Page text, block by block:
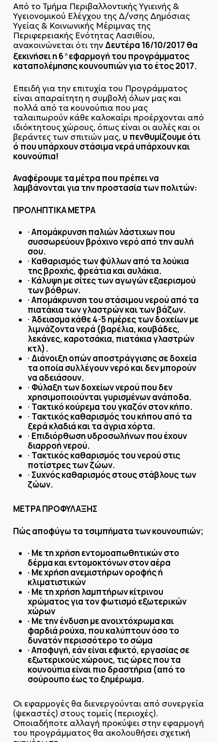
Από το Τμήμα Περιβαλλοντικής Υγιεινής &
Υγειονομικού Ελέγχου της Δ/νσης Δημόσιας
Υγείας & Κοινωνικής Μέριμνας της
Περιφερειακής Ενότητας Λασιθίου,
ανακοινώνεται ότι την Δευτέρα 16/10/2017 θα
ξεκινήσει η 6 ηεφαρμογή του προγράμματος
καταπολέμησης κουνουπιών για το έτος 2017.
Επειδή για την επιτυχία του Προγράμματος
είναι απαραίτητη η συμβολή όλων μας και
πολλά από τα κουνούπια που μας
ταλαιπωρούν κάθε καλοκαίρι προέρχονται από
ιδιόκτητους χώρους, όπως είναι οι αυλές και οι
βεράντες των σπιτιών μας, υ πενθυμίζουμε ότι
ό που υπάρχουν στάσιμα νερά υπάρχουν και
κουνούπια!
Αναφέρουμε τα μέτρα που πρέπει να
λαμβάνονται για την προστασία των πολιτών:
ΠΡΟΛΗΠΤΙΚΑ ΜΕΤΡΑ
· Απομάκρυνση παλιών λάστιχων που
συσσωρεύουν βρόχινο νερό από την αυλή
σου.
· Καθαρισμός των φύλλων από τα λούκια
της βροχής, φρεάτια και αυλάκια.
· Κάλυψη με σίτες των αγωγών εξαερισμού
των βόθρων.
· Απομάκρυνση του στάσιμου νερού από τα
πιατάκια των γλαστρών και των βάζων.
· Άδειασμα κάθε 4-5 ημέρες των δοχείων με
λιμνάζοντα νερά (βαρέλια, κουβάδες,
λεκάνες, καροτσάκια, πιατάκια γλαστρών
κτλ).
· Διάνοιξη οπών αποστράγγισης σε δοχεία
τα οποία συλλέγουν νερό και δεν μπορούν
να αδειάσουν.
· Φύλαξη των δοχείων νερού που δεν
χρησιμοποιούνται γυρισμένων ανάποδα.
· Τακτικό κούρεμα του γκαζόν στον κήπο.
· Τακτικός καθαρισμός του κήπου από τα
ξερά κλαδιά και τα άγρια χόρτα.
· Επιδιόρθωση υδροσωλήνων που έχουν
διαρροή νερού.
· Τακτικός καθαρισμός του νερού στις
ποτίστρες των ζώων.
· Συχνός καθαρισμός στους στάβλους των
ζώων.
ΜΕΤΡΑ ΠΡΟΦΥΛΑΞΗΣ
Πώς αποφύγω τα τσιμπήματα των κουνουπιών;
· Με τη χρήση εντομοαπωθητικών στο
δέρμα και εντομοκτόνων στον αέρα
· Με χρήση ανεμιστήρων οροφής ή
κλιματιστικών
· Με τη χρήση λαμπτήρων κίτρινου
χρώματος για τον φωτισμό εξωτερικών
χώρων
· Με την ένδυση με ανοιχτόχρωμα και
φαρδιά ρούχα, που καλύπτουν όσο το
δυνατόν περισσότερο το σώμα
·Αποφυγή, εάν είναι εφικτό, εργασίας σε
εξωτερικούς χώρους, τις ώρες που τα
κουνούπια είναι πιο δραστήρια (από το
σούρουπο έως το ξημέρωμα.
Οι εφαρμογές θα διενεργούνται από συνεργεία
(ψεκαστές) στους τομείς (περιοχές).
Οποιαδήποτε αλλαγή προκύψει στην εφαρμογή
του προγράμματος θα ακολουθήσει σχετική